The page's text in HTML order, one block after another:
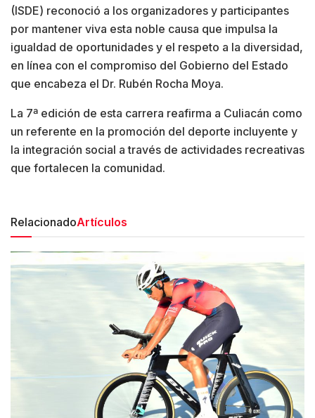
(ISDE) reconoció a los organizadores y participantes
por mantener viva esta noble causa que impulsa la
igualdad de oportunidades y el respeto a la diversidad,
en línea con el compromiso del Gobierno del Estado
que encabeza el Dr. Rubén Rocha Moya.
La 7ª edición de esta carrera reafirma a Culiacán como
un referente en la promoción del deporte incluyente y
la integración social a través de actividades recreativas
que fortalecen la comunidad.
RelacionadoArtículos